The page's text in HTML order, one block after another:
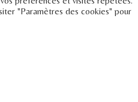
"Paramètres des cookies" pour